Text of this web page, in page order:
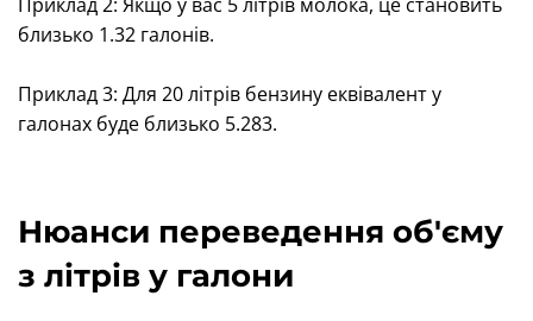
близько 1.32 галонів.
Приклад 3: Для 20 літрів бензину еквівалент у
галонах буде близько 5.283.
Нюанси переведення об'єму
з літрів у галони